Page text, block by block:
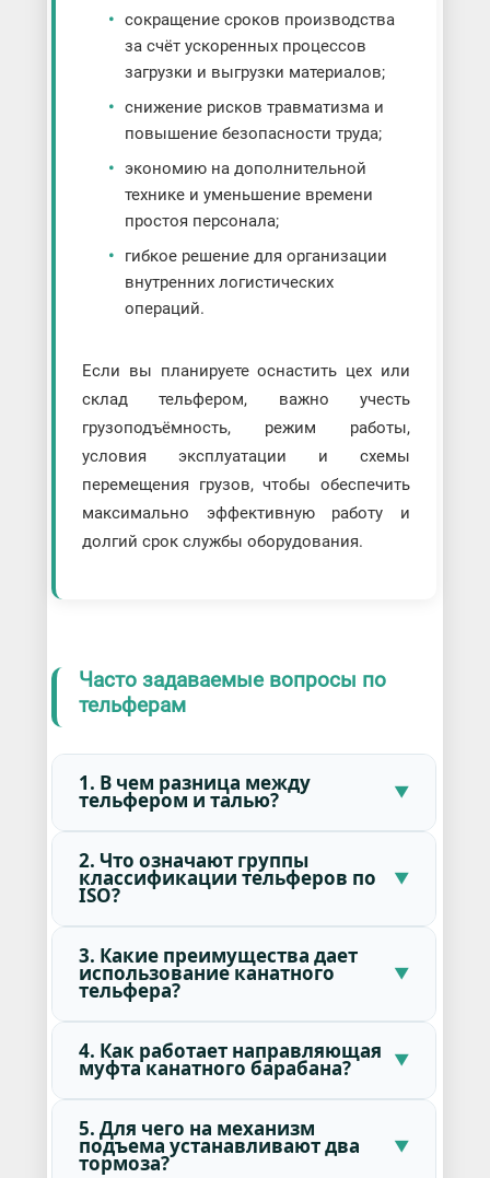
сокращение сроков производства
за счёт ускоренных процессов
загрузки и выгрузки материалов;
снижение рисков травматизма и
повышение безопасности труда;
экономию на дополнительной
технике и уменьшение времени
простоя персонала;
гибкое решение для организации
внутренних логистических
операций.
Если вы планируете оснастить цех или
склад тельфером, важно учесть
грузоподъёмность, режим работы,
условия эксплуатации и схемы
перемещения грузов, чтобы обеспечить
максимально эффективную работу и
долгий срок службы оборудования.
Часто задаваемые вопросы по
тельферам
1. В чем разница между
тельфером и талью?
2. Что означают группы
классификации тельферов по
ISO?
3. Какие преимущества дает
использование канатного
тельфера?
4. Как работает направляющая
муфта канатного барабана?
5. Для чего на механизм
подъема устанавливают два
тормоза?